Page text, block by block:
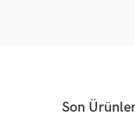
Son